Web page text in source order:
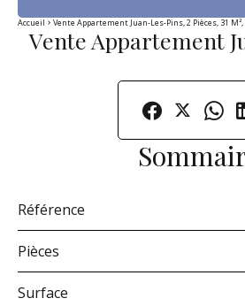
Accueil Vente Appartement Juan-Les-Pins, 2 Pièces, 31 M²,
Vente Appartement
Référence
Pièces
Surface